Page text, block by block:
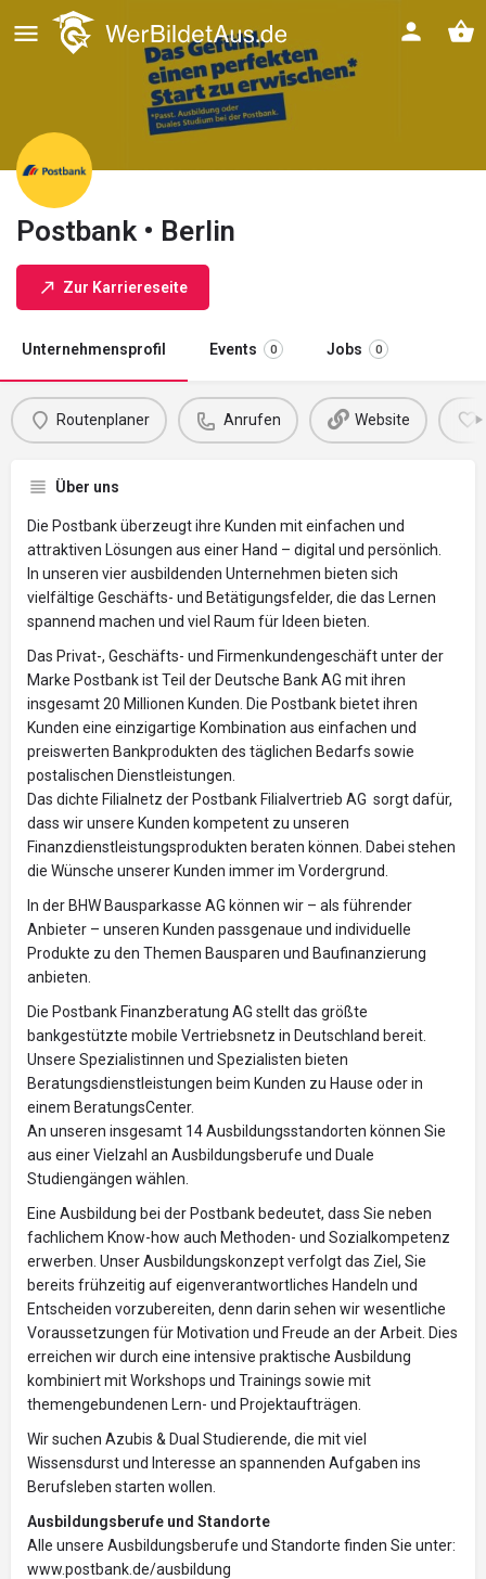
Postbank • Berlin
Zur Karriereseite
Unternehmensprofil Events 0 Jobs 0
Routenplaner Anrufen Website
Über uns
Die Postbank überzeugt ihre Kunden mit einfachen und
attraktiven Lösungen aus einer Hand – digital und persönlich.
In unseren vier ausbildenden Unternehmen bieten sich
vielfältige Geschäfts- und Betätigungsfelder, die das Lernen
spannend machen und viel Raum für Ideen bieten.
Das Privat-, Geschäfts- und Firmenkundengeschäft unter der
Marke Postbank ist Teil der Deutsche Bank AG mit ihren
insgesamt 20 Millionen Kunden. Die Postbank bietet ihren
Kunden eine einzigartige Kombination aus einfachen und
preiswerten Bankprodukten des täglichen Bedarfs sowie
postalischen Dienstleistungen.
Das dichte Filialnetz der Postbank Filialvertrieb AG sorgt dafür,
dass wir unsere Kunden kompetent zu unseren
Finanzdienstleistungsprodukten beraten können. Dabei stehen
die Wünsche unserer Kunden immer im Vordergrund.
In der BHW Bausparkasse AG können wir – als führender
Anbieter – unseren Kunden passgenaue und individuelle
Produkte zu den Themen Bausparen und Baufinanzierung
anbieten.
Die Postbank Finanzberatung AG stellt das größte
bankgestützte mobile Vertriebsnetz in Deutschland bereit.
Unsere Spezialistinnen und Spezialisten bieten
Beratungsdienstleistungen beim Kunden zu Hause oder in
einem BeratungsCenter.
An unseren insgesamt 14 Ausbildungsstandorten können Sie
aus einer Vielzahl an Ausbildungsberufe und Duale
Studiengängen wählen.
Eine Ausbildung bei der Postbank bedeutet, dass Sie neben
fachlichem Know-how auch Methoden- und Sozialkompetenz
erwerben. Unser Ausbildungskonzept verfolgt das Ziel, Sie
bereits frühzeitig auf eigenverantwortliches Handeln und
Entscheiden vorzubereiten, denn darin sehen wir wesentliche
Voraussetzungen für Motivation und Freude an der Arbeit. Dies
erreichen wir durch eine intensive praktische Ausbildung
kombiniert mit Workshops und Trainings sowie mit
themengebundenen Lern- und Projektaufträgen.
Wir suchen Azubis & Dual Studierende, die mit viel
Wissensdurst und Interesse an spannenden Aufgaben ins
Berufsleben starten wollen.
Ausbildungsberufe und Standorte
Alle unsere Ausbildungsberufe und Standorte finden Sie unter:
www.postbank.de/ausbildung